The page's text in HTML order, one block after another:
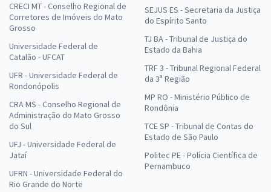
CRECI MT - Conselho Regional de
Corretores de Imóveis do Mato
Grosso
Universidade Federal de
Catalão - UFCAT
UFR - Universidade Federal de
Rondonópolis
CRA MS - Conselho Regional de
Administração do Mato Grosso
do Sul
UFJ - Universidade Federal de
Jataí
UFRN - Universidade Federal do
Rio Grande do Norte
SEJUS ES - Secretaria da Justiça
do Espírito Santo
TJ BA - Tribunal de Justiça do
Estado da Bahia
TRF 3 - Tribunal Regional Federal
da 3ª Região
MP RO - Ministério Público de
Rondônia
TCE SP - Tribunal de Contas do
Estado de São Paulo
Politec PE - Polícia Científica de
Pernambuco